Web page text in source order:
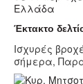
Ελλάδα
Έκτακτο
Ισχυρές
σήμερα,